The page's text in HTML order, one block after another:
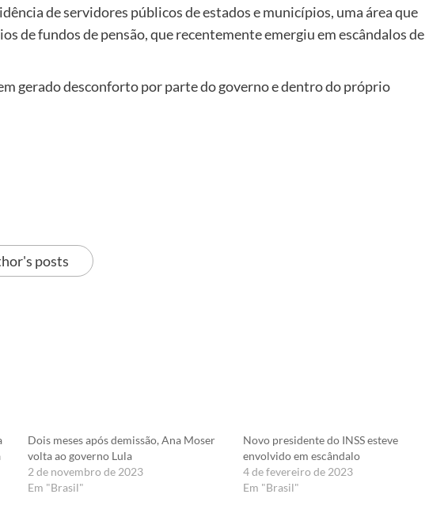
de servidores públicos de estados e municípios, uma área que
de fundos de pensão, que recentemente emergiu em escândalos de
gerado desconforto por parte do governo e dentro do próprio
posts
Dois meses após demissão, Ana Moser
volta ao governo Lula
2 de novembro de 2023
Em "Brasil"
Novo presidente do INSS esteve
envolvido em escândalo
4 de fevereiro de 2023
Em "Brasil"